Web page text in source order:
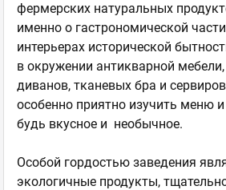
фермерских натуральных
именно о гастрономической
интерьерах исторической
в окружении антикварной
диванов, тканевых бра и
особенно приятно изучить меню и
будь вкусное и необычное.
Особой гордостью заведения
экологичные продукты,